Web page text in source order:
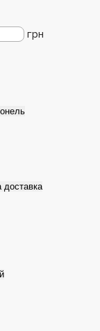
грн
доставка